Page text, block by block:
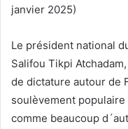
janvier 2025)
Le président national
Salifou Tikpi
de dictature autour de
soulèvement populaire
comme beaucoup